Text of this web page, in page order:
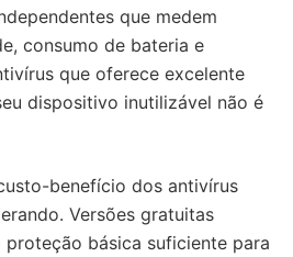
que medem
consumo de bateria e
que oferece excelente
dispositivo inutilizável não é
benefício dos antivírus
Versões gratuitas
básica suficiente para